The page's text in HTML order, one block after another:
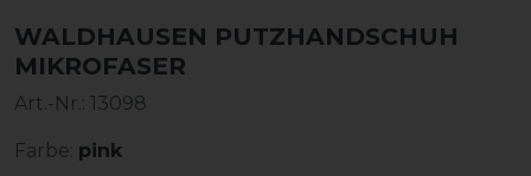
WALDHAUSEN PUTZHANDSCHUH
MIKROFASER
Art.-Nr.: 13098
Farbe: pink